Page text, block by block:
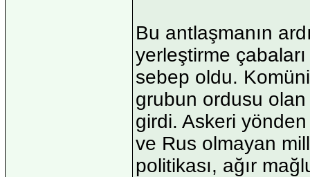
Bu antlaşmanın
yerleştirme
sebep oldu.
grubun ordusu
girdi. Askeri
ve Rus olmayan
politikası, ağır